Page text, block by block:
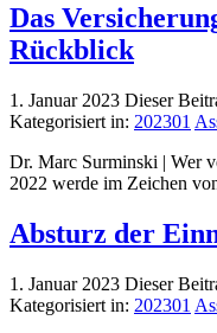
Das
Rückblick
1. Januar 2023 Dieser
Kategorisiert in: 202301
Dr. Marc Surminski | Wer
2022 werde im Zeichen
Absturz der
1. Januar 2023 Dieser
Kategorisiert in: 202301